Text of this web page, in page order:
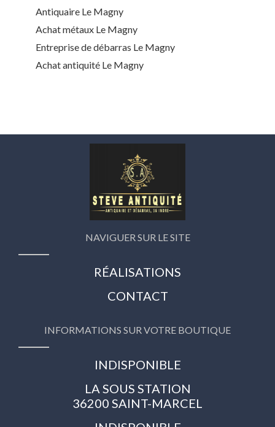
Antiquaire Le Magny
Achat métaux Le Magny
Entreprise de débarras Le Magny
Achat antiquité Le Magny
NAVIGUER SUR LE SITE
RÉALISATIONS
CONTACT
INFORMATIONS SUR VOTRE BOUTIQUE
INDISPONIBLE
LA SOUS STATION
36200 SAINT-MARCEL